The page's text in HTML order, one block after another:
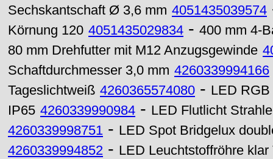
Sechskantschaft Ø 3,6 mm 4051435039574
Körnung 120 4051435029834 - 400 mm 4-
80 mm Drehfutter mit M12 Anzugsgewinde
Schaftdurchmesser 3,0 mm 4260339994166
Tageslichtweiß 4260365574080 - LED
IP65 4260339990984 - LED Flutlicht
4260339998751 - LED Spot Bridgelux
4260339994852 - LED Leuchtstoffröhre